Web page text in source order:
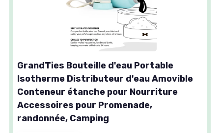
GrandTies Bouteille d'eau Portable
Isotherme Distributeur d'eau Amovible
Conteneur étanche pour Nourriture
Accessoires pour Promenade,
randonnée, Camping